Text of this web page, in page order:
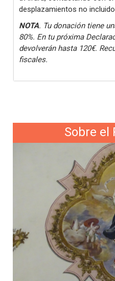
desplazamientos no
NOTA. Tu donación tiene
80%. En tu próxima
devolverán hasta 120€.
fiscales.
Sobre el